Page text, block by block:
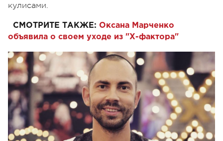
кулисами.
СМОТРИТЕ ТАКЖЕ: Оксана Марченко
объявила о своем уходе из "Х-фактора"